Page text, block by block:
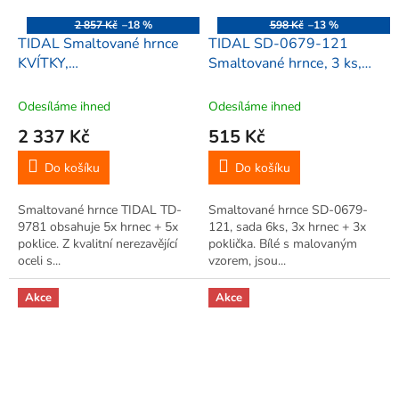
2 857 Kč –18 %
TIDAL Smaltované hrnce
KVÍTKY,
10ks, TD-9781
Odesíláme ihned
2 337 Kč
Do košíku
Smaltované hrnce TIDAL TD-
9781 obsahuje 5x hrnec + 5x
poklice. Z kvalitní nerezavějící
oceli s...
598 Kč –13 %
TIDAL SD-0679-121
Smaltované hrnce, 3 ks,
Odesíláme ihned
515 Kč
Do košíku
Smaltované hrnce SD-0679-
121, sada 6ks, 3x hrnec + 3x
poklička. Bílé s malovaným
vzorem, jsou...
Akce Akce